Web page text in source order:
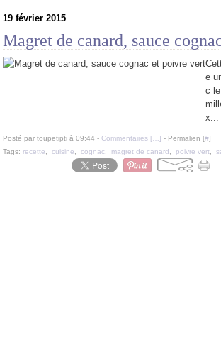
19 février 2015
Magret de canard, sauce
e
c
x...
Posté par toupetipti à 09:44 - Commentaires [ ] - Permalien [#]
Tags: recette cuisine cognac magret de canard poivre vert